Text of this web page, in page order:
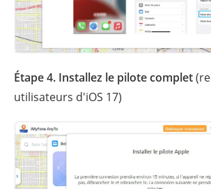
Étape 4. Installez le pilote complet
utilisateurs d'iOS 17)